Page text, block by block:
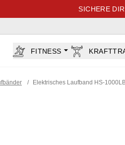
SICHERE
FITNESS
/ Elektrisches Laufband HS-